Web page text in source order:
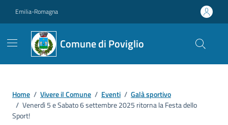
Emilia-Romagna
Comune di Poviglio
Home / Vivere il Comune / Eventi / Galà sportivo
/ Venerdì 5 e Sabato 6 settembre 2025 ritorna la Festa dello
Sport!